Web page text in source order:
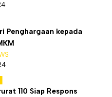
Penghargaan kepada
110 Siap Respons